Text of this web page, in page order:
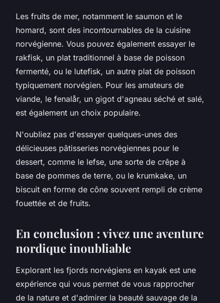
Les fruits de mer, notamment le saumon et le
homard, sont des incontournables de la cuisine
norvégienne. Vous pouvez également essayer le
rakfisk, un plat traditionnel à base de poisson
fermenté, ou le lutefisk, un autre plat de poisson
typiquement norvégien. Pour les amateurs de
viande, le fenalår, un gigot d'agneau séché et salé,
est également un choix populaire.
N'oubliez pas d'essayer quelques-unes des
délicieuses pâtisseries norvégiennes pour le
dessert, comme le lefse, une sorte de crêpe à
base de pommes de terre, ou le krumkake, un
biscuit en forme de cône souvent rempli de crème
fouettée et de fruits.
En conclusion : vivez une aventure
nordique inoubliable
Explorant les fjords norvégiens en kayak est une
expérience qui vous permet de vous rapprocher
de la nature et d'admirer la beauté sauvage de la